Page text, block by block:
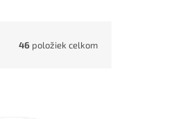
46 položiek celkom